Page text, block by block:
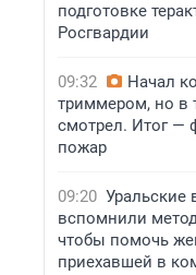
подготовке
Росгвардии
09:32
Начал
триммером, но в
смотрел. Итог —
пожар
09:20 Уральские
вспомнили
чтобы помочь
приехавшей в